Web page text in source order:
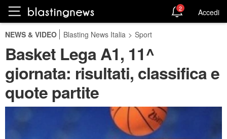
2 Accedi
NEWS & VIDEO Blasting News Italia > Sport
Basket Lega A1, 11^
giornata: risultati, classifica e
quote partite